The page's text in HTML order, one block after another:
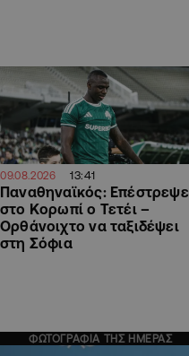
09.08.2026 13:41
Παναθηναϊκός: Επέστρεψε
στο Κορωπί ο Τετέι –
Ορθάνοιχτο να ταξιδέψει
στη Σόφια
ΦΩΤΟΓΡΑΦΙΑ ΤΗΣ ΗΜΕΡΑΣ